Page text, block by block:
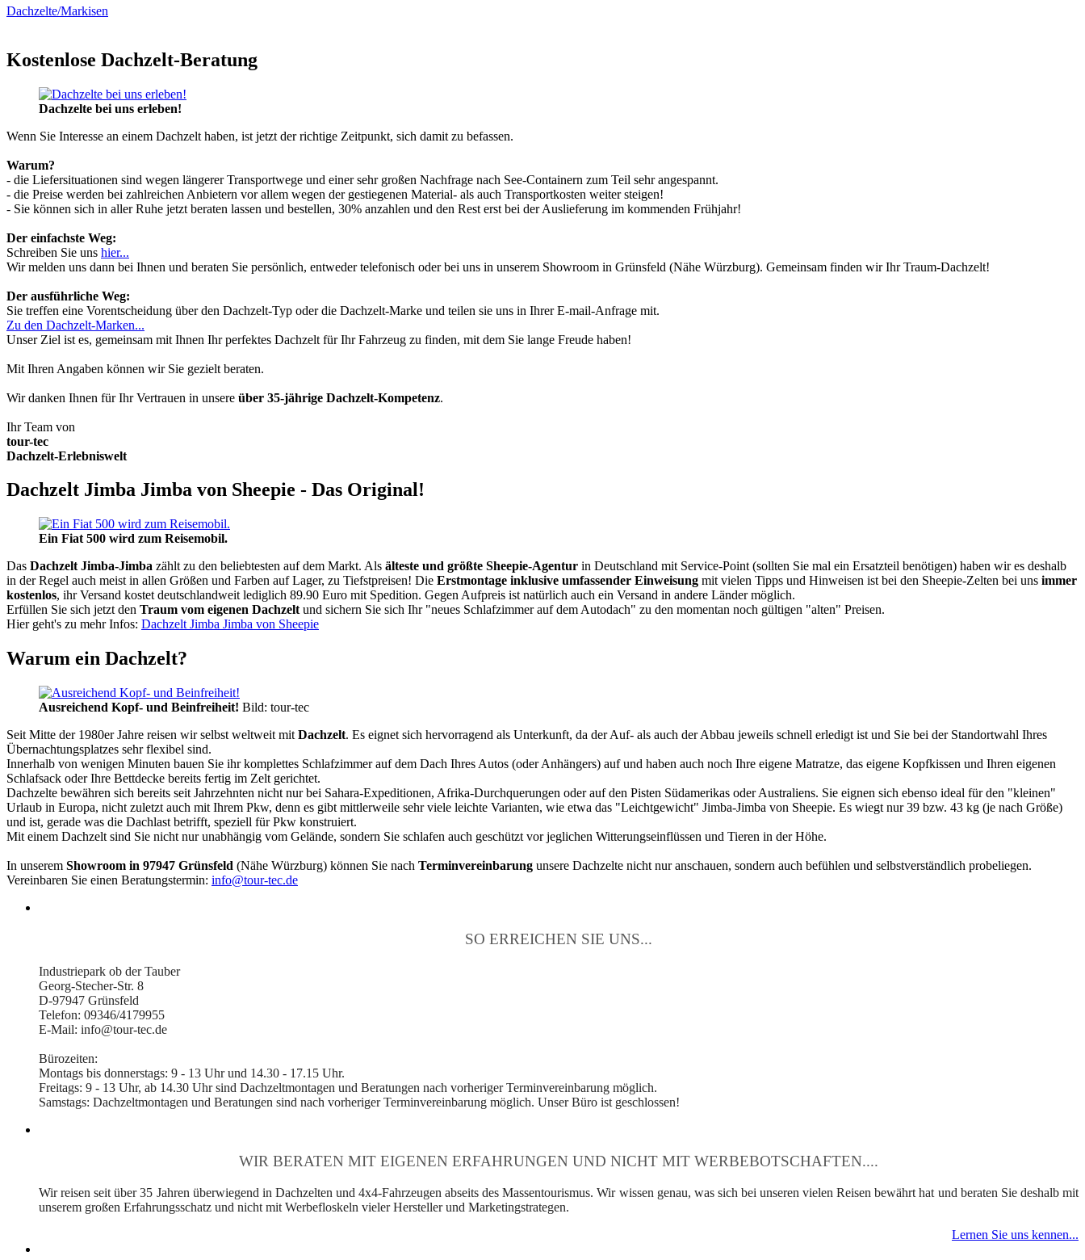
Dachzelte/Markisen
Kostenlose Dachzelt-Beratung
Dachzelte bei uns erleben!
Wenn Sie Interesse an einem Dachzelt haben, ist jetzt der richtige Zeitpunkt, sich damit zu befassen.
Warum?
- die Liefersituationen sind wegen längerer Transportwege und einer sehr großen Nachfrage nach See-Containern zum Teil sehr angespannt.
- die Preise werden bei zahlreichen Anbietern vor allem wegen der gestiegenen Material- als auch Transportkosten weiter steigen!
- Sie können sich in aller Ruhe jetzt beraten lassen und bestellen, 30% anzahlen und den Rest erst bei der Auslieferung im kommenden Frühjahr!
Der einfachste Weg:
Schreiben Sie uns hier...
Wir melden uns dann bei Ihnen und beraten Sie persönlich, entweder telefonisch oder bei uns in unserem Showroom in Grünsfeld (Nähe Würzburg). Gemeinsam finden wir Ihr Traum-Dachzelt!
Der ausführliche Weg:
Sie treffen eine Vorentscheidung über den Dachzelt-Typ oder die Dachzelt-Marke und teilen sie uns in Ihrer E-mail-Anfrage mit.
Zu den Dachzelt-Marken...
Unser Ziel ist es, gemeinsam mit Ihnen Ihr perfektes Dachzelt für Ihr Fahrzeug zu finden, mit dem Sie lange Freude haben!
Mit Ihren Angaben können wir Sie gezielt beraten.
Wir danken Ihnen für Ihr Vertrauen in unsere über 35-jährige Dachzelt-Kompetenz.
Ihr Team von
tour-tec
Dachzelt-Erlebniswelt
Dachzelt Jimba Jimba von Sheepie - Das Original!
Ein Fiat 500 wird zum Reisemobil.
Das Dachzelt Jimba-Jimba zählt zu den beliebtesten auf dem Markt. Als älteste und größte Sheepie-Agentur in Deutschland mit Service-Point (sollten Sie mal ein Ersatzteil benötigen) haben wir es deshalb
in der Regel auch meist in allen Größen und Farben auf Lager, zu Tiefstpreisen! Die Erstmontage inklusive umfassender Einweisung mit vielen Tipps und Hinweisen ist bei den Sheepie-Zelten bei uns immer
kostenlos, ihr Versand kostet deutschlandweit lediglich 89.90 Euro mit Spedition. Gegen Aufpreis ist natürlich auch ein Versand in andere Länder möglich.
Erfüllen Sie sich jetzt den Traum vom eigenen Dachzelt und sichern Sie sich Ihr "neues Schlafzimmer auf dem Autodach" zu den momentan noch gültigen "alten" Preisen.
Hier geht's zu mehr Infos: Dachzelt Jimba Jimba von Sheepie
Warum ein Dachzelt?
Ausreichend Kopf- und Beinfreiheit! Bild: tour-tec
Seit Mitte der 1980er Jahre reisen wir selbst weltweit mit Dachzelt. Es eignet sich hervorragend als Unterkunft, da der Auf- als auch der Abbau jeweils schnell erledigt ist und Sie bei der Standortwahl Ihres
Übernachtungsplatzes sehr flexibel sind.
Innerhalb von wenigen Minuten bauen Sie ihr komplettes Schlafzimmer auf dem Dach Ihres Autos (oder Anhängers) auf und haben auch noch Ihre eigene Matratze, das eigene Kopfkissen und Ihren eigenen
Schlafsack oder Ihre Bettdecke bereits fertig im Zelt gerichtet.
Dachzelte bewähren sich bereits seit Jahrzehnten nicht nur bei Sahara-Expeditionen, Afrika-Durchquerungen oder auf den Pisten Südamerikas oder Australiens. Sie eignen sich ebenso ideal für den "kleinen"
Urlaub in Europa, nicht zuletzt auch mit Ihrem Pkw, denn es gibt mittlerweile sehr viele leichte Varianten, wie etwa das "Leichtgewicht" Jimba-Jimba von Sheepie. Es wiegt nur 39 bzw. 43 kg (je nach Größe)
und ist, gerade was die Dachlast betrifft, speziell für Pkw konstruiert.
Mit einem Dachzelt sind Sie nicht nur unabhängig vom Gelände, sondern Sie schlafen auch geschützt vor jeglichen Witterungseinflüssen und Tieren in der Höhe.
In unserem Showroom in 97947 Grünsfeld (Nähe Würzburg) können Sie nach Terminvereinbarung unsere Dachzelte nicht nur anschauen, sondern auch befühlen und selbstverständlich probeliegen.
Vereinbaren Sie einen Beratungstermin: info@tour-tec.de
SO ERREICHEN SIE UNS...
Industriepark ob der Tauber
Georg-Stecher-Str. 8
D-97947 Grünsfeld
Telefon: 09346/4179955
E-Mail: info@tour-tec.de
Bürozeiten:
Montags bis donnerstags: 9 - 13 Uhr und 14.30 - 17.15 Uhr.
Freitags: 9 - 13 Uhr, ab 14.30 Uhr sind Dachzeltmontagen und Beratungen nach vorheriger Terminvereinbarung möglich.
Samstags: Dachzeltmontagen und Beratungen sind nach vorheriger Terminvereinbarung möglich. Unser Büro ist geschlossen!
WIR BERATEN MIT EIGENEN ERFAHRUNGEN UND NICHT MIT WERBEBOTSCHAFTEN....
Wir reisen seit über 35 Jahren überwiegend in Dachzelten und 4x4-Fahrzeugen abseits des Massentourismus. Wir wissen genau, was sich bei unseren vielen Reisen bewährt hat und beraten Sie deshalb mit
unserem großen Erfahrungsschatz und nicht mit Werbefloskeln vieler Hersteller und Marketingstrategen.
Lernen Sie uns kennen...